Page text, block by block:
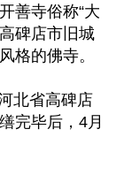
善寺俗称“大
碑店市旧城
格的佛寺。
北省高碑店
完毕后，4月